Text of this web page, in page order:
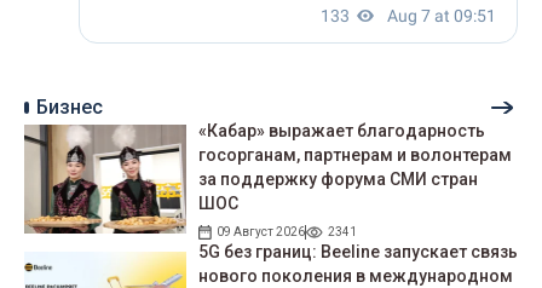
Бизнес
«Кабар» выражает благодарность
госорганам, партнерам и волонтерам
за поддержку форума СМИ стран
ШОС
09 Август 2026 2341
5G без границ: Beeline запускает связь
нового поколения в международном